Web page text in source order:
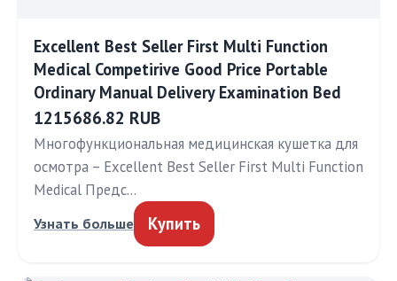
Excellent Best Seller First Multi Function
Medical Competirive Good Price Portable
Ordinary Manual Delivery Examination Bed
1215686.82 RUB
Многофункциональная медицинская кушетка для
осмотра – Excellent Best Seller First Multi Function
Medical Предс…
Узнать больше Купить